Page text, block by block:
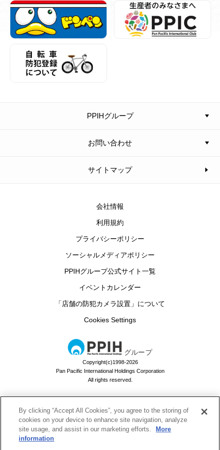
PPIHグループ
お問い合わせ
サイトマップ
会社情報
利用規約
プライバシーポリシー
ソーシャルメディアポリシー
PPIHグループ公式サイト一覧
イベントカレンダー
「店舗の防犯カメラ設置」について
Cookies Settings
グループ
Copyright(c)1998-2026
Pan Pacific International Holdings Corporation
All rights reserved.
By clicking “Accept All Cookies”, you agree to the storing of
cookies on your device to enhance site navigation, analyze
site usage, and assist in our marketing efforts.
More
information
ドン・キホーテのお買い物アプリ
ドンキでお買い物するなら必須！